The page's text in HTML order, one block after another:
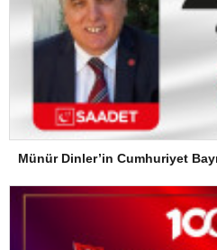
Münür Dinler’in Cumhuriyet